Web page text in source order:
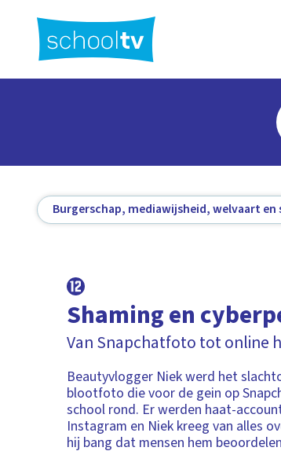
hoofdinhoud
Burgerschap, mediawijsheid, welvaart en
Shaming en
Van Snapchatfoto tot online
Beautyvlogger Niek werd het
blootfoto die voor de gein op
school rond. Er werden haat-
Instagram en Niek kreeg van alles
hij bang dat mensen hem